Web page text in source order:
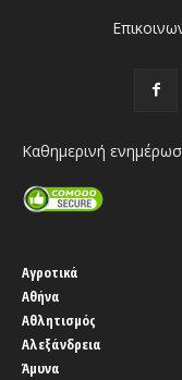
Καθημερινή
Αγροτικά
Αθήνα
Αθλητισμός
Αλεξάνδρεια
Άμυνα